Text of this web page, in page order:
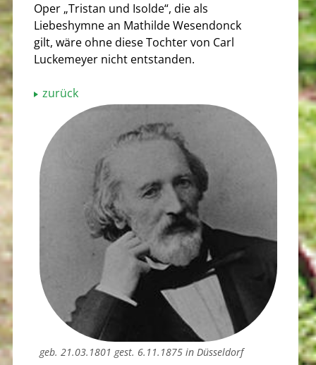
Oper „Tristan und Isolde“, die als
Liebeshymne an Mathilde Wesendonck
gilt, wäre ohne diese Tochter von Carl
Luckemeyer nicht entstanden.
zurück
geb. 21.03.1801 gest. 6.11.1875 in Düsseldorf